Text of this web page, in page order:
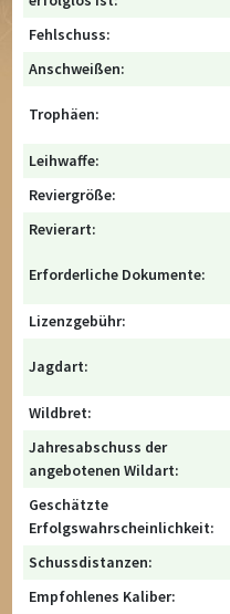
Fehlschuss:
Anschweißen:
Trophäen:
Leihwaffe:
Reviergröße:
Revierart:
Erforderliche Dokumente:
Lizenzgebühr:
Jagdart:
Wildbret:
Jahresabschuss der
angebotenen Wildart:
Geschätzte
Erfolgswahrscheinlichkeit:
Schussdistanzen:
Empfohlenes Kaliber: